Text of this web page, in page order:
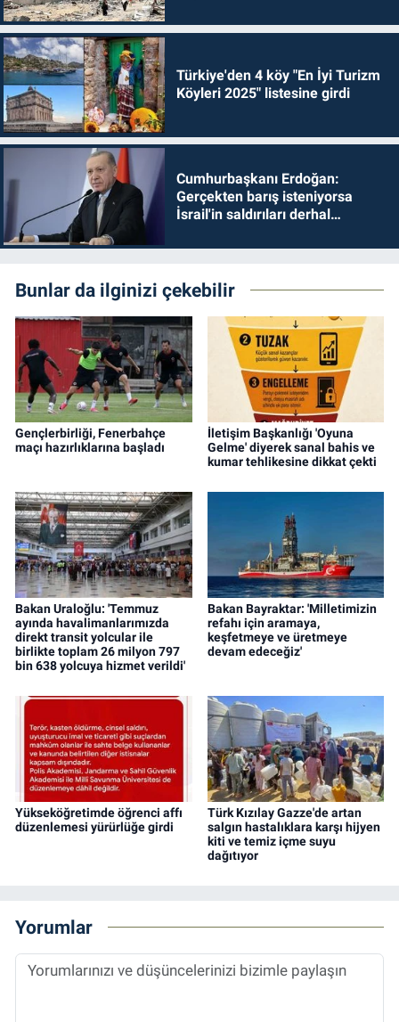
Türkiye'den 4 köy "En İyi Turizm
Köyleri 2025" listesine girdi
Cumhurbaşkanı Erdoğan:
Gerçekten barış isteniyorsa
İsrail'in saldırıları derhal
Bunlar da ilginizi çekebilir
Gençlerbirliği, Fenerbahçe
maçı hazırlıklarına başladı
İletişim Başkanlığı 'Oyuna
Gelme' diyerek sanal bahis ve
kumar tehlikesine dikkat çekti
Bakan Uraloğlu: 'Temmuz
ayında havalimanlarımızda
direkt transit yolcular ile
birlikte toplam 26 milyon 797
bin 638 yolcuya hizmet verildi'
Bakan Bayraktar: 'Milletimizin
refahı için aramaya,
keşfetmeye ve üretmeye
devam edeceğiz'
Yükseköğretimde öğrenci affı
düzenlemesi yürürlüğe girdi
Türk Kızılay Gazze'de artan
salgın hastalıklara karşı hijyen
kiti ve temiz içme suyu
dağıtıyor
Yorumlar